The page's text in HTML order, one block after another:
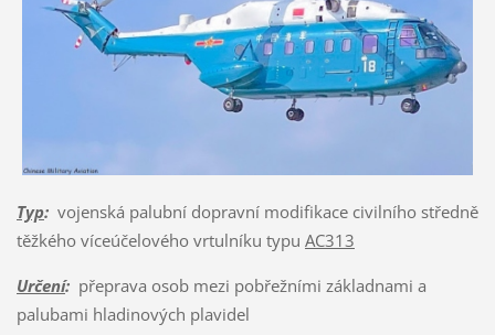
Typ:vojenská palubní dopravní modifikace civilního středně
těžkého víceúčelového vrtulníku typu AC313
Určení:přeprava osob mezi pobřežními základnami a
palubami hladinových plavidel